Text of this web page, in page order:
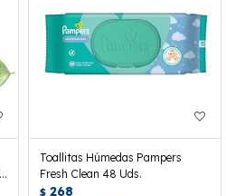
Toallitas Húmedas Pampers
Fresh Clean 48 Uds.
$ 268